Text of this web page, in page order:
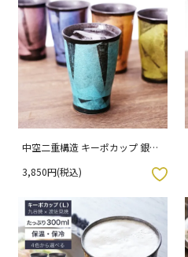
中空二重構造 キーポカップ 銀彩
200ml （化粧箱入り）
3,850円(税込) お気に入りボタン